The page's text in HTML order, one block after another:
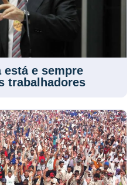
está e sempre
trabalhadores